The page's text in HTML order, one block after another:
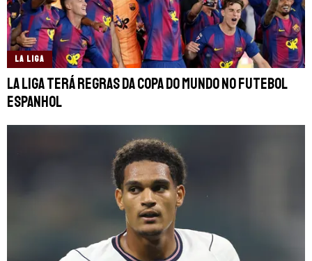
LA LIGA
La Liga terá regras da Copa do Mundo no futebol
espanhol